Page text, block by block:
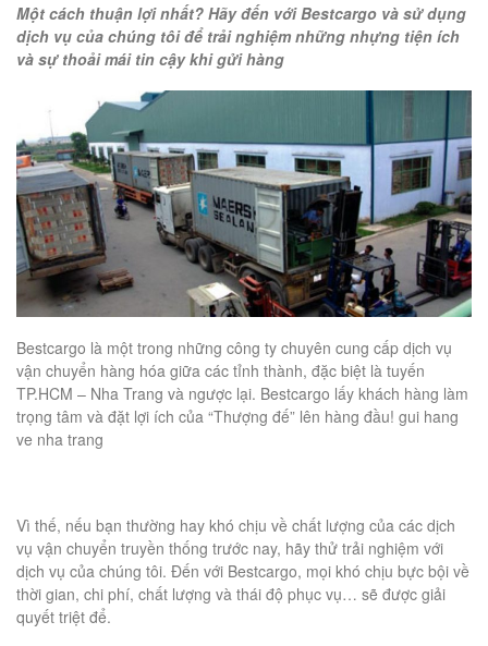
Một cách thuận lợi nhất? Hãy đến với Bestcargo và sử dụng
dịch vụ của chúng tôi để trải nghiệm những nhựng tiện ích
và sự thoải mái tin cậy khi gửi hàng
Bestcargo là một trong những công ty chuyên cung cấp dịch vụ
vận chuyển hàng hóa giữa các tỉnh thành, đặc biệt là tuyến
TP.HCM – Nha Trang và ngược lại. Bestcargo lấy khách hàng làm
trọng tâm và đặt lợi ích của “Thượng đế” lên hàng đầu! gui hang
ve nha trang
Vì thế, nếu bạn thường hay khó chịu về chất lượng của các dịch
vụ vận chuyển truyền thống trước nay, hãy thử trải nghiệm với
dịch vụ của chúng tôi. Đến với Bestcargo, mọi khó chịu bực bội về
thời gian, chi phí, chất lượng và thái độ phục vụ… sẽ được giải
quyết triệt để.